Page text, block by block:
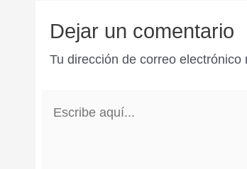
Dejar un comentario
Tu dirección de correo electrónico